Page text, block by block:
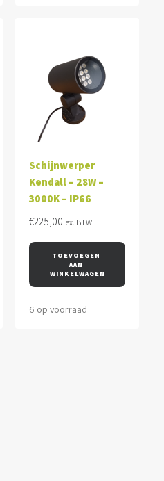
Schijnwerper
Kendall – 28W –
3000K – IP66
€225,00 ex. BTW
TOEVOEGEN
AAN
WINKELWAGEN
6 op voorraad